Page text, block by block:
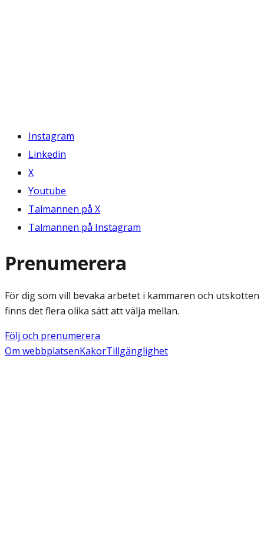
Instagram
Linkedin
X
Youtube
Talmannen på X
Talmannen på Instagram
Prenumerera
För dig som vill bevaka arbetet i kammaren och utskotten
finns det flera olika sätt att välja mellan.
Följ och prenumerera
Om webbplatsenKakorTillgänglighet